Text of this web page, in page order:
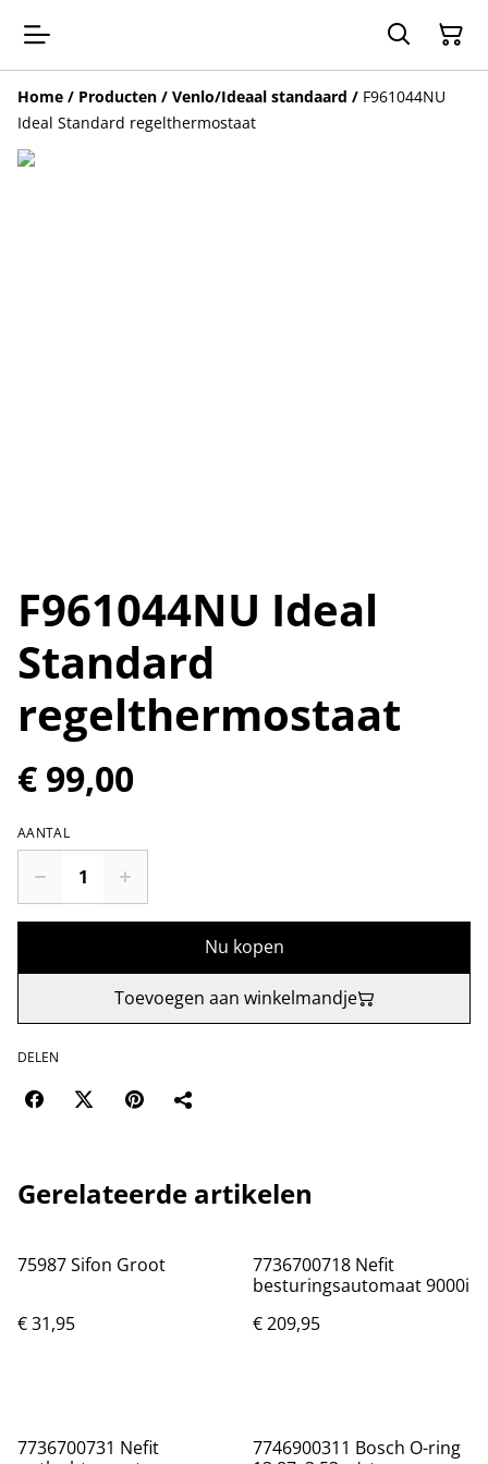
Home / Producten / Venlo/Ideaal standaard / F961044NU
Ideal Standard regelthermostaat
F961044NU Ideal
Standard
regelthermostaat
€ 99,00
AANTAL
Nu kopen
Toevoegen aan winkelmandje
DELEN
Gerelateerde artikelen
75987 Sifon Groot
€ 31,95
7736700718 Nefit
besturingsautomaat 9000i
€ 209,95
7736700731 Nefit
7746900311 Bosch O-ring